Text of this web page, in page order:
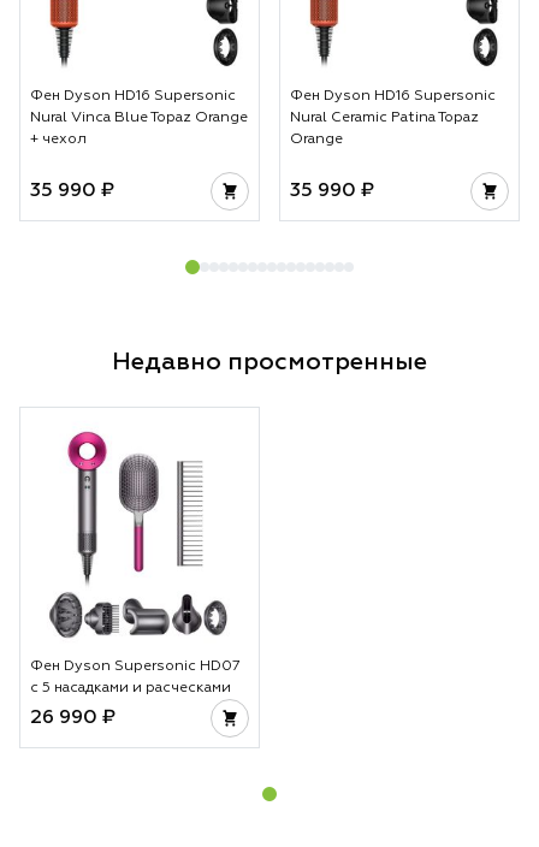
Фен Dyson HD16 Supersonic
Nural Vinca Blue Topaz Orange
+ чехол
35 990 ₽
Фен Dyson HD16 Supersonic
Nural Ceramic Patina Topaz
Orange
35 990 ₽
Недавно просмотренные
Фен Dyson Supersonic HD07
с 5 насадками и расческами
26 990 ₽